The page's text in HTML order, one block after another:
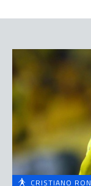
CRISTIANO